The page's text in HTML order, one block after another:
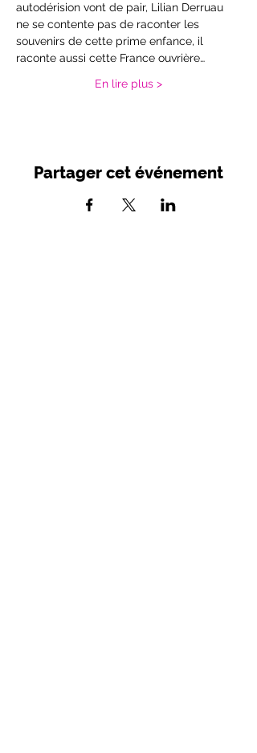
autodérision vont de pair, Lilian Derruau
ne se contente pas de raconter les
souvenirs de cette prime enfance, il
raconte aussi cette France ouvrière…
En lire plus >
Partager cet événement